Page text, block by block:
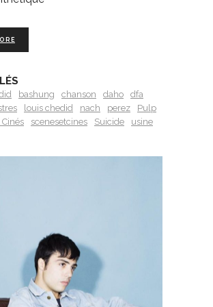
bashung chanson daho
dfa
louis chedid nach perez
Pulp
Cinés
scenesetcines Suicide usine